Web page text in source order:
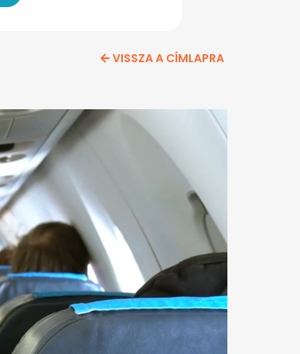
VISSZA A CÍMLAPRA